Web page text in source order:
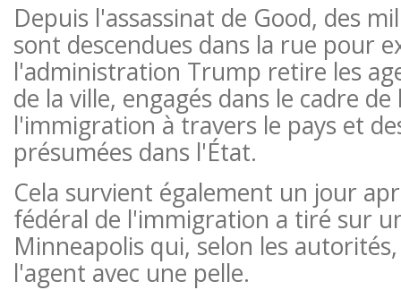
Depuis l'assassinat de Good, des
sont descendues dans la rue pour
l'administration Trump retire les
de la ville, engagés dans le cadre
l'immigration à travers le pays et
présumées dans l'État.
Cela survient également un jour
fédéral de l'immigration a tiré sur
Minneapolis qui, selon les
l'agent avec une pelle.